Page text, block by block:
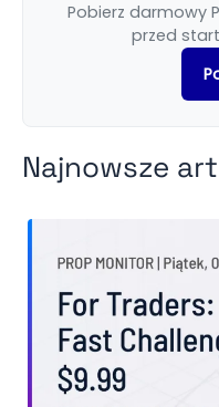
Pobierz darmowy
przed
Najnowsze